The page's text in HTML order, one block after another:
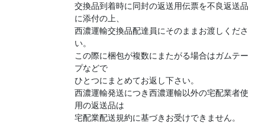
交換品到着時に同封の返送用伝票を不良返送品
に添付の上、
西濃運輸交換品配達員にそのままお渡しくださ
い。
この際に梱包が複数にまたがる場合はガムテー
プなどで
ひとつにまとめてお返し下さい。
西濃運輸発送につき西濃運輸以外の宅配業者使
用の返送品は
宅配業配送規約に基づきお受けできません。